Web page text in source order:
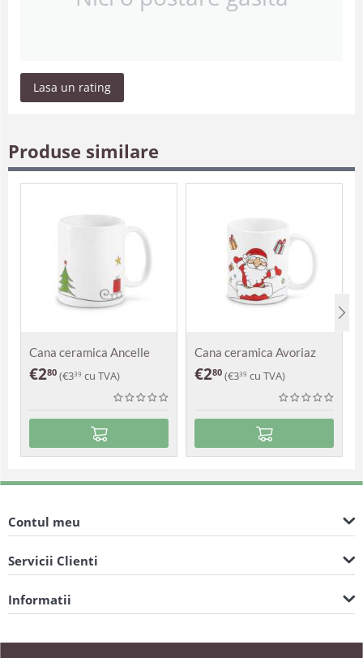
Lasa un rating
Produse similare
Cana ceramica Ancelle
€280 (€339 cu TVA)
Cana ceramica Avoriaz
€280 (€339 cu TVA)
Contul meu
Servicii Clienti
Informatii